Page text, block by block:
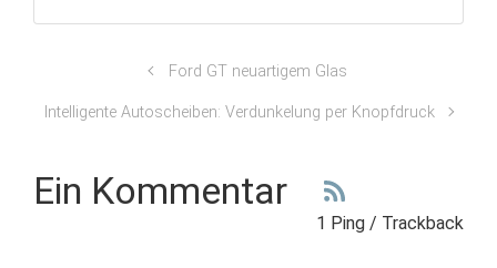
Ford GT neuartigem Glas
Intelligente Autoscheiben: Verdunkelung per Knopfdruck
Ein Kommentar
1 Ping / Trackback